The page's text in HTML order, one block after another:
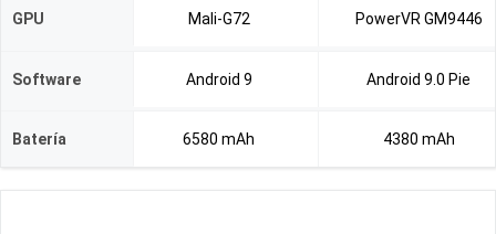
GPU Mali-G72 PowerVR GM9446
Software Android 9 Android 9.0 Pie
Batería 6580 mAh 4380 mAh